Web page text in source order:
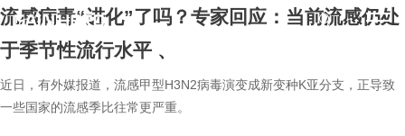
流感病毒“进化”了吗？专家回应：当前流感仍处
于季节性流行水平 、
近日，有外媒报道，流感甲型H3N2病毒演变成新变种K亚分支，正导致
一些国家的流感季比往常更严重。